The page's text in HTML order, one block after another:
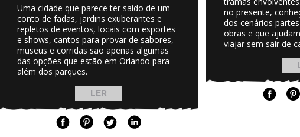
Uma cidade que parece ter saído de um
conto de fadas, jardins exuberantes e
repletos de eventos, locais com esportes
e shows, cantos para provar de sabores,
museus e corridas são apenas algumas
das opções que estão em Orlando para
além dos parques.
LER
no presente,
dos cenários
obras e que
viajar sem sair de